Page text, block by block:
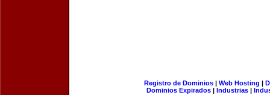
Registro de Dominios| Web Hosting |
Dominios Expirados | Industrias |